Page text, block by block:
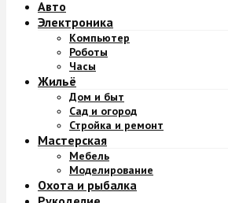
Авто
Электроника
Компьютер
Роботы
Часы
Жильё
Дом и быт
Сад и огород
Стройка и ремонт
Мастерская
Мебель
Моделирование
Охота и рыбалка